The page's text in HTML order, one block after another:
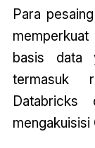
Para
basis data
termasuk
Databricks
mengakuisisi